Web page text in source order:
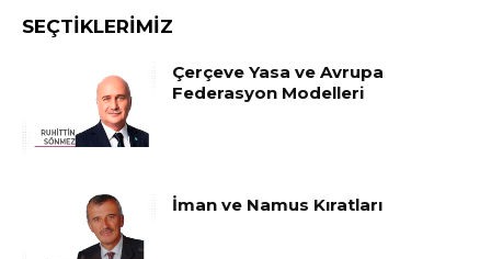
SEÇTIKLERIMIZ
Çerçeve Yasa ve Avrupa
Federasyon Modelleri
İman ve Namus Kıratları